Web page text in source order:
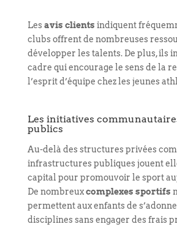
Lesavis clients indiquent
clubs offrent de nombreuses
développer les talents. De plus, ils
cadre qui encourage le sens de la
l’esprit d’équipe chez les jeunes
Les initiatives
publics
Au-delà des structures privées
infrastructures publiques jouent
capital pour promouvoir le sport
De nombreuxcomplexes sportifs
permettent aux enfants de
disciplines sans engager des frais